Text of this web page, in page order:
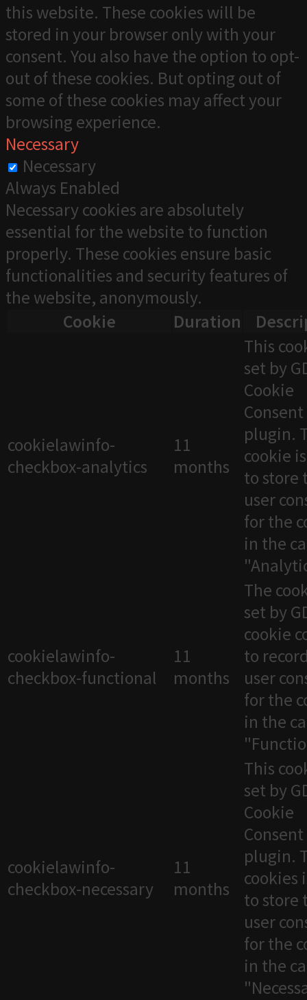
this website. These cookies will be
stored in your browser only with your
consent. You also have the option to opt-
out of these cookies. But opting out of
some of these cookies may affect your
browsing experience.
Necessary
Necessary
Always Enabled
Necessary cookies are absolutely
essential for the website to function
properly. These cookies ensure basic
functionalities and security features of
the website, anonymously.
Cookie
Duration
cookielawinfo-
checkbox-analytics
11
months
This
set by
Cookie
Consent
plugin.
cookie
to store
user
for the
in the
cookielawinfo-
checkbox-functional
11
months
The
set by
cookie
to
user
for the
in the
cookielawinfo-
checkbox-necessary
11
months
This
set by
Cookie
Consent
plugin.
cookies
to store
user
for the
in the